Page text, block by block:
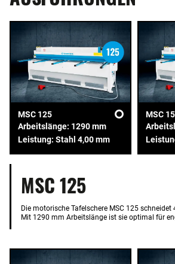
MSC 125
Arbeitslänge: 1290 mm
Leistung: Stahl 4,00 mm
MSC
MSC 125
Die motorische Tafelschere MSC 125 schneidet
Mit 1290 mm Arbeitslänge ist sie optimal für